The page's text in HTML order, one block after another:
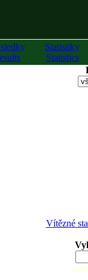
Statistiky
Statistics
Vítězné